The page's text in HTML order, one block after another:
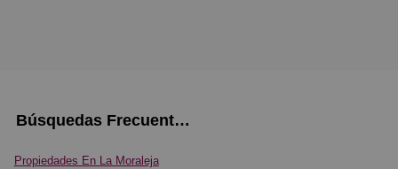
Búsquedas Frecuentes
Propiedades En La Moraleja